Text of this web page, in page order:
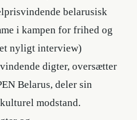
belarusisk
i kampen for frihed og
nyligt interview)
digter, oversætter
Belarus, deler sin
modstand.